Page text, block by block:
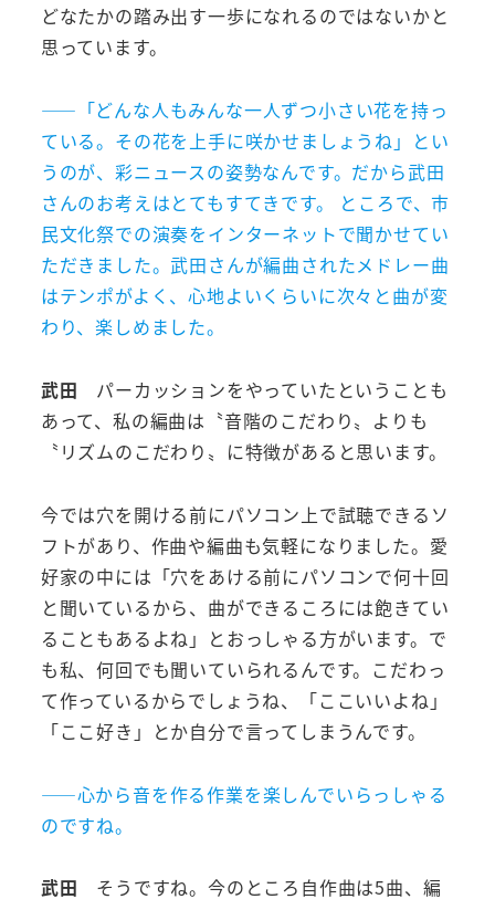
どなたかの踏み出す一歩になれるのではないかと
思っています。
――「どんな人もみんな一人ずつ小さい花を持っ
ている。その花を上手に咲かせましょうね」とい
うのが、彩ニュースの姿勢なんです。だから武田
さんのお考えはとてもすてきです。 ところで、市
民文化祭での演奏をインターネットで聞かせてい
ただきました。武田さんが編曲されたメドレー曲
はテンポがよく、心地よいくらいに次々と曲が変
わり、楽しめました。
武田 パーカッションをやっていたということも
あって、私の編曲は〝音階のこだわり〟よりも
〝リズムのこだわり〟に特徴があると思います。
今では穴を開ける前にパソコン上で試聴できるソ
フトがあり、作曲や編曲も気軽になりました。愛
好家の中には「穴をあける前にパソコンで何十回
と聞いているから、曲ができるころには飽きてい
ることもあるよね」とおっしゃる方がいます。で
も私、何回でも聞いていられるんです。こだわっ
て作っているからでしょうね、「ここいいよね」
「ここ好き」とか自分で言ってしまうんです。
――心から音を作る作業を楽しんでいらっしゃる
のですね。
武田 そうですね。今のところ自作曲は5曲、編